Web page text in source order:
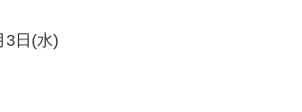
3日(水)